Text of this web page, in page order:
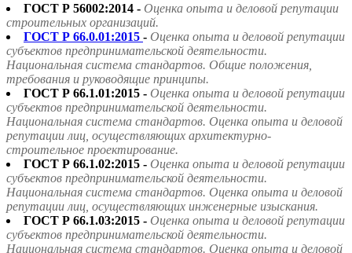
ГОСТ Р 56002:2014 - Оценка опыта и деловой репутации
строительных организаций.
ГОСТ Р 66.0.01:2015 - Оценка опыта и деловой репутации
субъектов предпринимательской деятельности.
Национальная система стандартов. Общие положения,
требования и руководящие принципы.
ГОСТ Р 66.1.01:2015 - Оценка опыта и деловой репутации
субъектов предпринимательской деятельности.
Национальная система стандартов. Оценка опыта и деловой
репутации лиц, осуществляющих архитектурно-
строительное проектирование.
ГОСТ Р 66.1.02:2015 - Оценка опыта и деловой репутации
субъектов предпринимательской деятельности.
Национальная система стандартов. Оценка опыта и деловой
репутации лиц, осуществляющих инженерные изыскания.
ГОСТ Р 66.1.03:2015 - Оценка опыта и деловой репутации
субъектов предпринимательской деятельности.
Национальная система стандартов. Оценка опыта и деловой